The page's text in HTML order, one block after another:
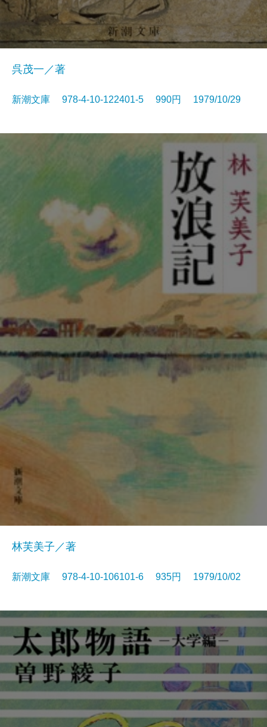
呉茂一／著
新潮文庫 978-4-10-122401-5 990円 1979/10/29
林芙美子／著
新潮文庫 978-4-10-106101-6 935円 1979/10/02